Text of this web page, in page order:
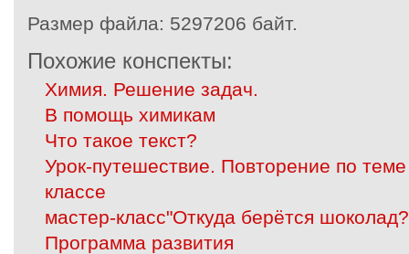
Размер файла: 5297206 байт.
Похожие конспекты:
Химия. Решение задач.
В помощь химикам
Что такое текст?
Урок-путешествие. Повторение по
классе
мастер-класс"Откуда берётся
Программа развития